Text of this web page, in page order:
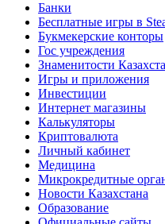
Банки
Бесплатные игры в
Букмекерские конторы
Гос учреждения
Знаменитости
Игры и приложения
Инвестиции
Интернет магазины
Калькуляторы
Криптовалюта
Личный кабинет
Медицина
Микрокредитные
Новости Казахстана
Образование